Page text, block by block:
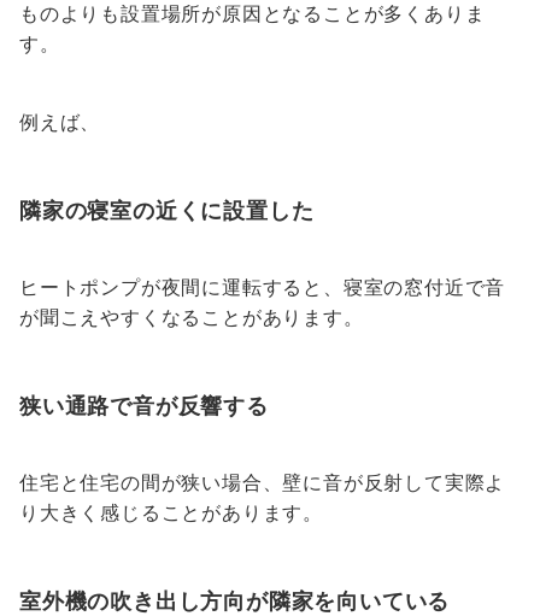
ものよりも設置場所が原因となることが多くありま
す。
例えば、
隣家の寝室の近くに設置した
ヒートポンプが夜間に運転すると、寝室の窓付近で音
が聞こえやすくなることがあります。
狭い通路で音が反響する
住宅と住宅の間が狭い場合、壁に音が反射して実際よ
り大きく感じることがあります。
室外機の吹き出し方向が隣家を向いている